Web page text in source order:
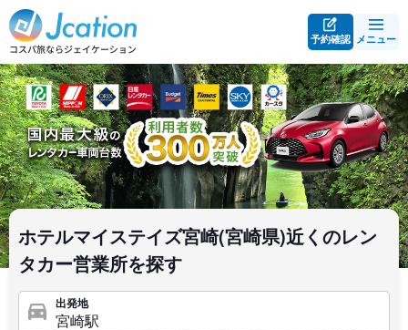
予約確認 メニュー
ホテルマイステイズ宮崎(宮崎県)近くのレン
タカー営業所を探す
出発地